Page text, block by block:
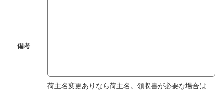
備考
荷主名変更ありなら荷主名。領収書が必要な場合は